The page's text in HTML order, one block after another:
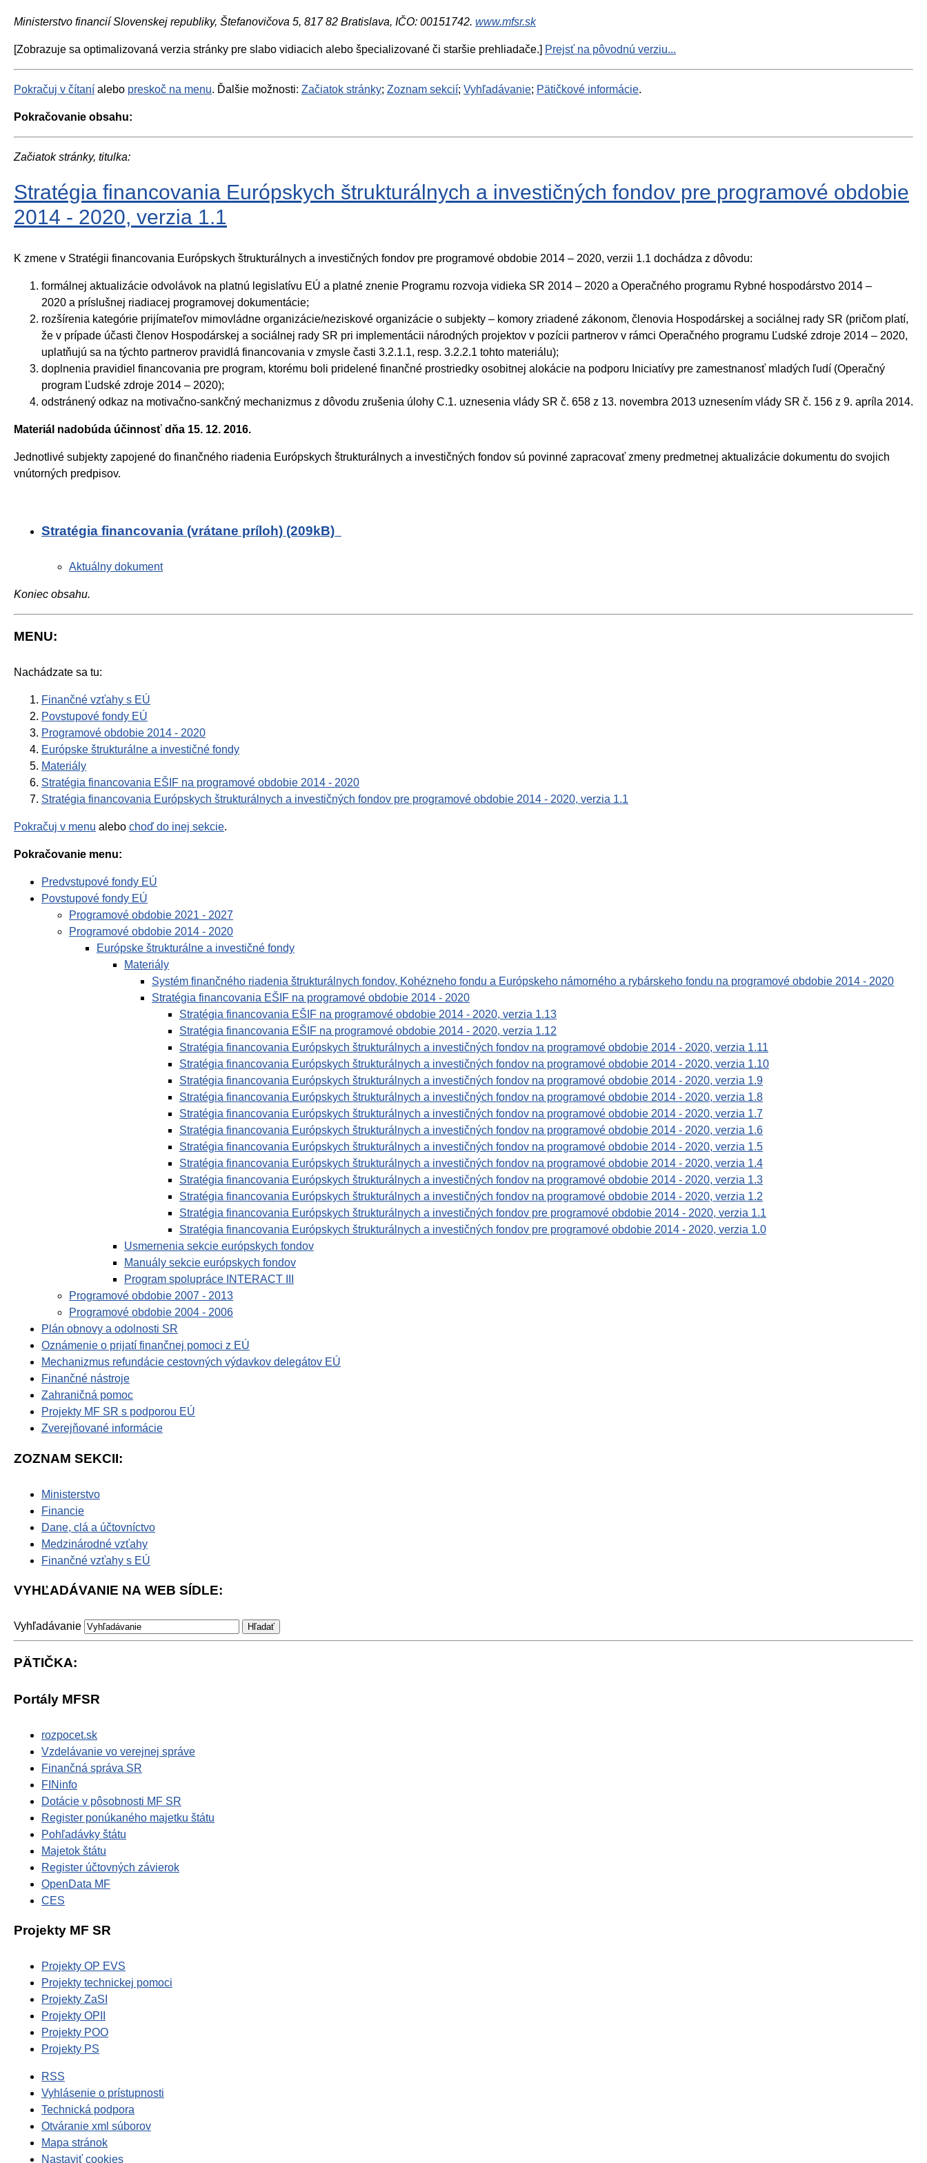
Ministerstvo financií Slovenskej republiky, Štefanovičova 5, 817 82 Bratislava, IČO: 00151742. www.mfsr.sk
[Zobrazuje sa optimalizovaná verzia stránky pre slabo vidiacich alebo špecializované či staršie prehliadače.] Prejsť na pôvodnú verziu...
Pokračuj v čítaní alebo preskoč na menu. Ďalšie možnosti: Začiatok stránky; Zoznam sekcií; Vyhľadávanie; Pätičkové informácie.
Pokračovanie obsahu:
Začiatok stránky, titulka:
Stratégia financovania Európskych štrukturálnych a investičných fondov pre programové obdobie
2014 - 2020, verzia 1.1
K zmene v Stratégii financovania Európskych štrukturálnych a investičných fondov pre programové obdobie 2014 – 2020, verzii 1.1 dochádza z dôvodu:
formálnej aktualizácie odvolávok na platnú legislatívu EÚ a platné znenie Programu rozvoja vidieka SR 2014 – 2020 a Operačného programu Rybné hospodárstvo 2014 –
2020 a príslušnej riadiacej programovej dokumentácie;
rozšírenia kategórie prijímateľov mimovládne organizácie/neziskové organizácie o subjekty – komory zriadené zákonom, členovia Hospodárskej a sociálnej rady SR (pričom platí,
že v prípade účasti členov Hospodárskej a sociálnej rady SR pri implementácii národných projektov v pozícii partnerov v rámci Operačného programu Ľudské zdroje 2014 – 2020,
uplatňujú sa na týchto partnerov pravidlá financovania v zmysle časti 3.2.1.1, resp. 3.2.2.1 tohto materiálu);
doplnenia pravidiel financovania pre program, ktorému boli pridelené finančné prostriedky osobitnej alokácie na podporu Iniciatívy pre zamestnanosť mladých ľudí (Operačný
program Ľudské zdroje 2014 – 2020);
odstránený odkaz na motivačno-sankčný mechanizmus z dôvodu zrušenia úlohy C.1. uznesenia vlády SR č. 658 z 13. novembra 2013 uznesením vlády SR č. 156 z 9. apríla 2014.
Materiál nadobúda účinnosť dňa 15. 12. 2016.
Jednotlivé subjekty zapojené do finančného riadenia Európskych štrukturálnych a investičných fondov sú povinné zapracovať zmeny predmetnej aktualizácie dokumentu do svojich
vnútorných predpisov.
Stratégia financovania (vrátane príloh) (209kB)
Aktuálny dokument
Koniec obsahu.
MENU:
Nachádzate sa tu:
Finančné vzťahy s EÚ
Povstupové fondy EÚ
Programové obdobie 2014 - 2020
Európske štrukturálne a investičné fondy
Materiály
Stratégia financovania EŠIF na programové obdobie 2014 - 2020
Stratégia financovania Európskych štrukturálnych a investičných fondov pre programové obdobie 2014 - 2020, verzia 1.1
Pokračuj v menu alebo choď do inej sekcie.
Pokračovanie menu:
Predvstupové fondy EÚ
Povstupové fondy EÚ
Programové obdobie 2021 - 2027
Programové obdobie 2014 - 2020
Európske štrukturálne a investičné fondy
Materiály
Systém finančného riadenia štrukturálnych fondov, Kohézneho fondu a Európskeho námorného a rybárskeho fondu na programové obdobie 2014 - 2020
Stratégia financovania EŠIF na programové obdobie 2014 - 2020
Stratégia financovania EŠIF na programové obdobie 2014 - 2020, verzia 1.13
Stratégia financovania EŠIF na programové obdobie 2014 - 2020, verzia 1.12
Stratégia financovania Európskych štrukturálnych a investičných fondov na programové obdobie 2014 - 2020, verzia 1.11
Stratégia financovania Európskych štrukturálnych a investičných fondov na programové obdobie 2014 - 2020, verzia 1.10
Stratégia financovania Európskych štrukturálnych a investičných fondov na programové obdobie 2014 - 2020, verzia 1.9
Stratégia financovania Európskych štrukturálnych a investičných fondov na programové obdobie 2014 - 2020, verzia 1.8
Stratégia financovania Európskych štrukturálnych a investičných fondov na programové obdobie 2014 - 2020, verzia 1.7
Stratégia financovania Európskych štrukturálnych a investičných fondov na programové obdobie 2014 - 2020, verzia 1.6
Stratégia financovania Európskych štrukturálnych a investičných fondov na programové obdobie 2014 - 2020, verzia 1.5
Stratégia financovania Európskych štrukturálnych a investičných fondov na programové obdobie 2014 - 2020, verzia 1.4
Stratégia financovania Európskych štrukturálnych a investičných fondov na programové obdobie 2014 - 2020, verzia 1.3
Stratégia financovania Európskych štrukturálnych a investičných fondov na programové obdobie 2014 - 2020, verzia 1.2
Stratégia financovania Európskych štrukturálnych a investičných fondov pre programové obdobie 2014 - 2020, verzia 1.1
Stratégia financovania Európskych štrukturálnych a investičných fondov pre programové obdobie 2014 - 2020, verzia 1.0
Usmernenia sekcie európskych fondov
Manuály sekcie európskych fondov
Program spolupráce INTERACT III
Programové obdobie 2007 - 2013
Programové obdobie 2004 - 2006
Plán obnovy a odolnosti SR
Oznámenie o prijatí finančnej pomoci z EÚ
Mechanizmus refundácie cestovných výdavkov delegátov EÚ
Finančné nástroje
Zahraničná pomoc
Projekty MF SR s podporou EÚ
Zverejňované informácie
ZOZNAM SEKCII:
Ministerstvo
Financie
Dane, clá a účtovníctvo
Medzinárodné vzťahy
Finančné vzťahy s EÚ
VYHĽADÁVANIE NA WEB SÍDLE:
Vyhľadávanie
PÄTIČKA:
Portály MFSR
rozpocet.sk
Vzdelávanie vo verejnej správe
Finančná správa SR
FINinfo
Dotácie v pôsobnosti MF SR
Register ponúkaného majetku štátu
Pohľadávky štátu
Majetok štátu
Register účtovných závierok
OpenData MF
CES
Projekty MF SR
Projekty OP EVS
Projekty technickej pomoci
Projekty ZaSI
Projekty OPII
Projekty POO
Projekty PS
RSS
Vyhlásenie o prístupnosti
Technická podpora
Otváranie xml súborov
Mapa stránok
Nastaviť cookies